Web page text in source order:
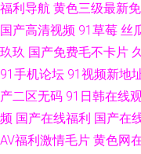
福利导航 黄色三级最新
国产高清视频 91草莓 丝
玖玖 国产免费毛不卡片
91手机论坛 91视频新地
产二区无码 91日韩在线
频 国产在线福利 国产在
AV福利激情毛片 黄色网